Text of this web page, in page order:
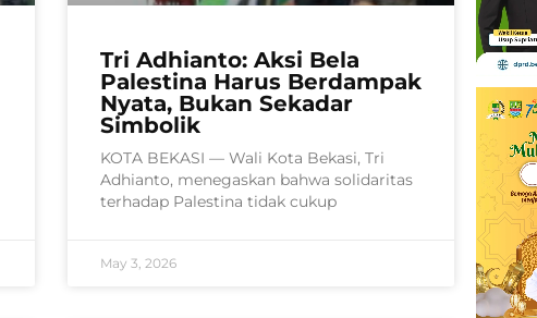
Tri Adhianto: Aksi Bela
Palestina Harus Berdampak
Nyata, Bukan Sekadar
Simbolik
KOTA BEKASI — Wali Kota Bekasi, Tri
Adhianto, menegaskan bahwa solidaritas
terhadap Palestina tidak cukup
May 3, 2026